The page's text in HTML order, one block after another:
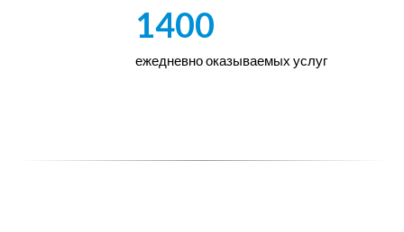
1400
ежедневно оказываемых услуг